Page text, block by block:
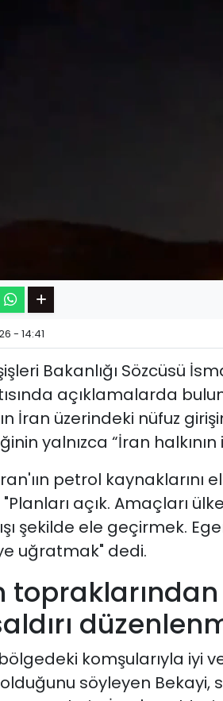
- 14:41
Bakanlığı Sözcüsü
açıklamalarda
İran üzerindeki nüfuz
yalnızca “İran
petrol
"Planları açık. Amaçları
şekilde ele geçirmek.
uğratmak" dedi.
komşularıyla iyi
söyleyen Bekayi,